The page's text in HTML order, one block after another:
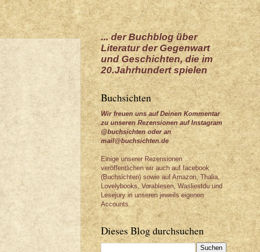
... der Buchblog über
Literatur der Gegenwart
und Geschichten, die im
20.Jahrhundert spielen
Buchsichten
Wir freuen uns auf Deinen Kommentar
zu unseren Rezensionen auf Instagram
@buchsichten oder an
mail@buchsichten.de
Einige unserer Rezensionen
veröffentlichen wir auch auf facebook
(Buchsichten) sowie auf Amazon, Thalia,
Lovelybooks, Vorablesen, Wasliestdu und
Lesejury in unseren jeweils eigenen
Accounts.
Dieses Blog durchsuchen